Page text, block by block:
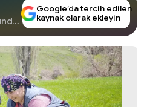
Google’da tercih edilen
kaynak olarak ekleyin